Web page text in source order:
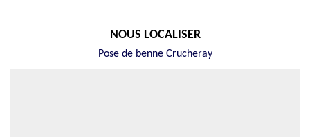
NOUS LOCALISER
Pose de benne Crucheray